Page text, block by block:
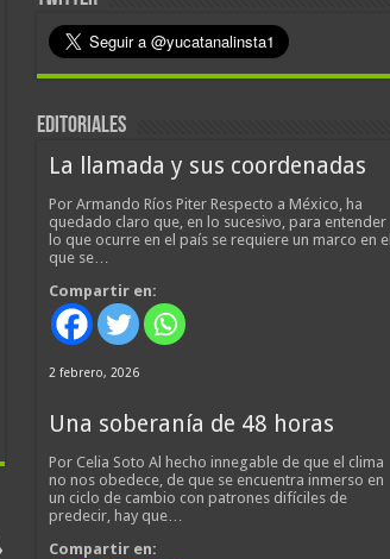
EDITORIALES
La llamada y sus coordenadas
Por Armando Ríos Piter Respecto a México, ha
quedado claro que, en lo sucesivo, para entender
lo que ocurre en el país se requiere un marco en el
que se…
Compartir en:
2 febrero, 2026
Una soberanía de 48 horas
Por Celia Soto Al hecho innegable de que el clima
no nos obedece, de que se encuentra inmerso en
un ciclo de cambio con patrones difíciles de
predecir, hay que…
Compartir en: